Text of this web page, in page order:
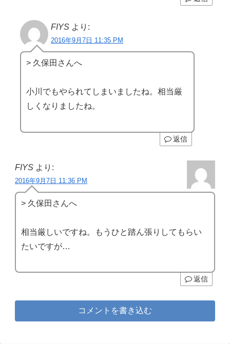
FIYS より:
2016年9月7日 11:35 PM
> 久保田さんへ
小川でもやられてしまいましたね。相当厳
しくなりましたね。
返信
FIYS より:
2016年9月7日 11:36 PM
> 久保田さんへ
相当厳しいですね。もうひと踏ん張りしてもらい
たいですが…
返信
コメントを書き込む